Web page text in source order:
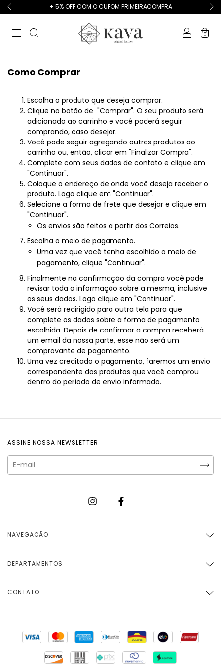
+ 5% OFF COM O CUPOM PRIMEIRACOMPRA
0
Como Comprar
Escolha o produto que deseja comprar.
Clique no botão de "Comprar". O seu produto será
adicionado ao carrinho e você poderá seguir
comprando, caso desejar.
Você pode seguir agregando outros produtos ao
carrinho ou, então, clicar em "Finalizar Compra".
Complete com seus dados de contato e clique em
"Continuar".
Coloque o endereço de onde você deseja receber o
produto. Logo clique em "Continuar".
Selecione a forma de frete que desejar e clique em
"Continuar".
Os envios são feitos a partir dos Correios.
Escolha o meio de pagamento.
Uma vez que você tenha escolhido o meio de
pagamento, clique "Continuar".
Finalmente na confirmação da compra você pode
revisar toda a informação sobre a mesma, inclusive
os seus dados. Logo clique em "Continuar".
Você será redirigido para outra tela para que
complete os dados sobre a forma de pagamento
escolhida. Depois de confirmar a compra receberá
um email da nossa parte, esse não será um
comprovante de pagamento.
Uma vez creditado o pagamento, faremos um envio
correspondente dos produtos que você comprou
dentro do período de envio informado.
ASSINE NOSSA NEWSLETTER
NAVEGAÇÃO
DEPARTAMENTOS
CONTATO